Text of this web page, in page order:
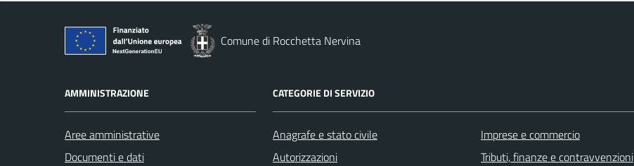
Comune di Rocchetta Nervina
AMMINISTRAZIONE
Aree amministrative
Documenti e dati
CATEGORIE DI SERVIZIO
Anagrafe e stato civile
Autorizzazioni
Imprese e commercio
Tributi, finanze e contravvenzioni